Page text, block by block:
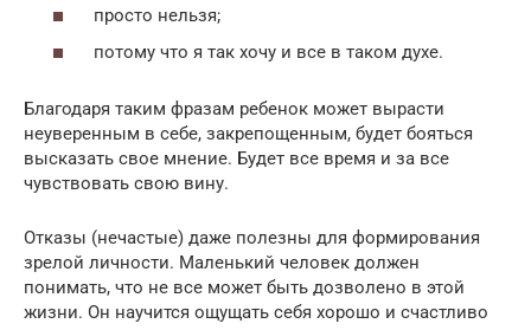
просто нельзя;
потому что я так хочу и все в таком духе.
Благодаря таким фразам ребенок может вырасти
неуверенным в себе, закрепощенным, будет бояться
высказать свое мнение. Будет все время и за все
чувствовать свою вину.
Отказы (нечастые) даже полезны для формирования
зрелой личности. Маленький человек должен
понимать, что не все может быть дозволено в этой
жизни. Он научится ощущать себя хорошо и счастливо